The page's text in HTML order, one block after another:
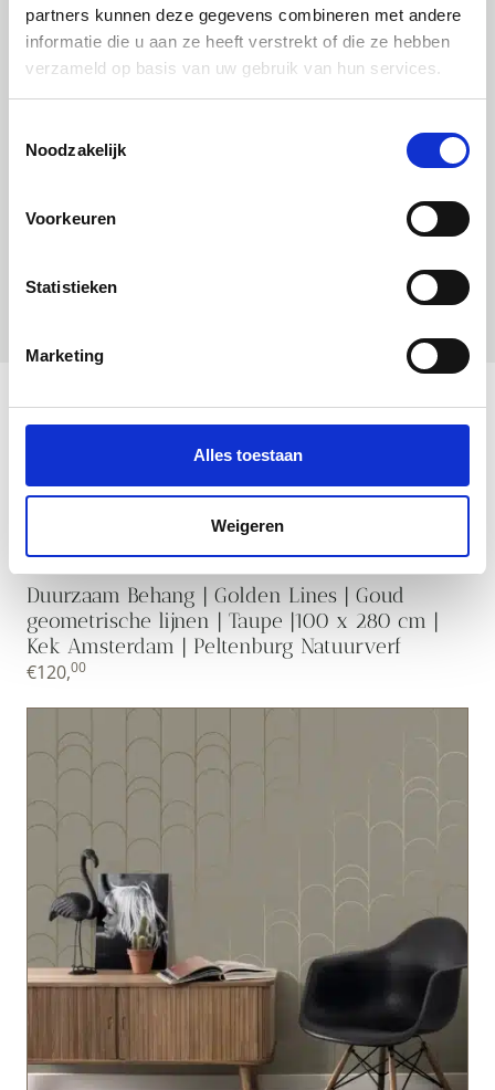
partners kunnen deze gegevens combineren met andere
informatie die u aan ze heeft verstrekt of die ze hebben
verzameld op basis van uw gebruik van hun services.
Noodzakelijk
Voorkeuren
Statistieken
Marketing
Alles toestaan
Weigeren
Uitgelichte producten
Duurzaam Behang | Golden Lines | Goud
geometrische lijnen | Taupe |100 x 280 cm |
Kek Amsterdam | Peltenburg Natuurverf
€120,00